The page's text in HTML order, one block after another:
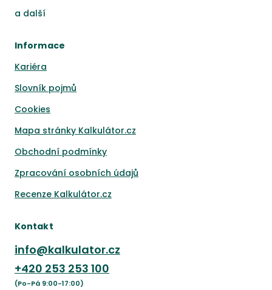
a další
Informace
Kariéra
Slovník pojmů
Cookies
Mapa stránky Kalkulátor.cz
Obchodní podmínky
Zpracování osobních údajů
Recenze Kalkulátor.cz
Kontakt
info@kalkulator.cz
+420 253 253 100
(Po-Pá 9:00-17:00)